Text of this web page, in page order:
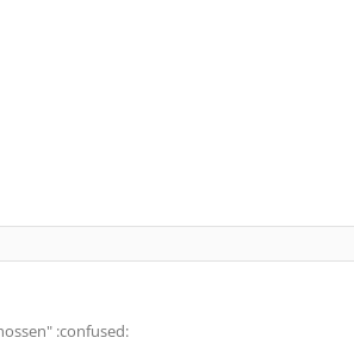
:confused: